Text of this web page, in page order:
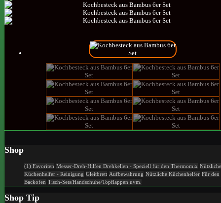
Shop
(1) Favoriten Messer-Dreh-Hilfen Drehkellen - Speziell für den Thermomix Nützliche
Küchenhelfer - Reinigung Gleitbrett Aufbewahrung Nützliche Küchenhelfer Für den
Backofen Tisch-Sets/Handschuhe/Topflappen uvm.
Shop Tip